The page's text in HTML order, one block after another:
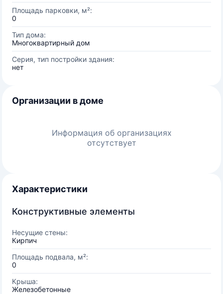
Площадь парковки, м²:
0
Тип дома:
Многоквартирный дом
Серия, тип постройки здания:
нет
Организации в доме
Информация об организациях
отсутствует
Характеристики
Конструктивные элементы
Несущие стены:
Кирпич
Площадь подвала, м²:
0
Крыша:
Железобетонные